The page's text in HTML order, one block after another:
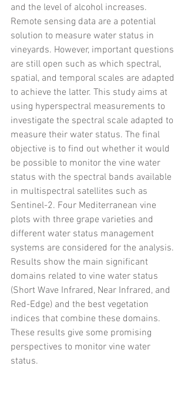
and the level of alcohol increases.
Remote sensing data are a potential
solution to measure water status in
vineyards. However, important questions
are still open such as which spectral,
spatial, and temporal scales are adapted
to achieve the latter. This study aims at
using hyperspectral measurements to
investigate the spectral scale adapted to
measure their water status. The final
objective is to find out whether it would
be possible to monitor the vine water
status with the spectral bands available
in multispectral satellites such as
Sentinel-2. Four Mediterranean vine
plots with three grape varieties and
different water status management
systems are considered for the analysis.
Results show the main significant
domains related to vine water status
(Short Wave Infrared, Near Infrared, and
Red-Edge) and the best vegetation
indices that combine these domains.
These results give some promising
perspectives to monitor vine water
status.